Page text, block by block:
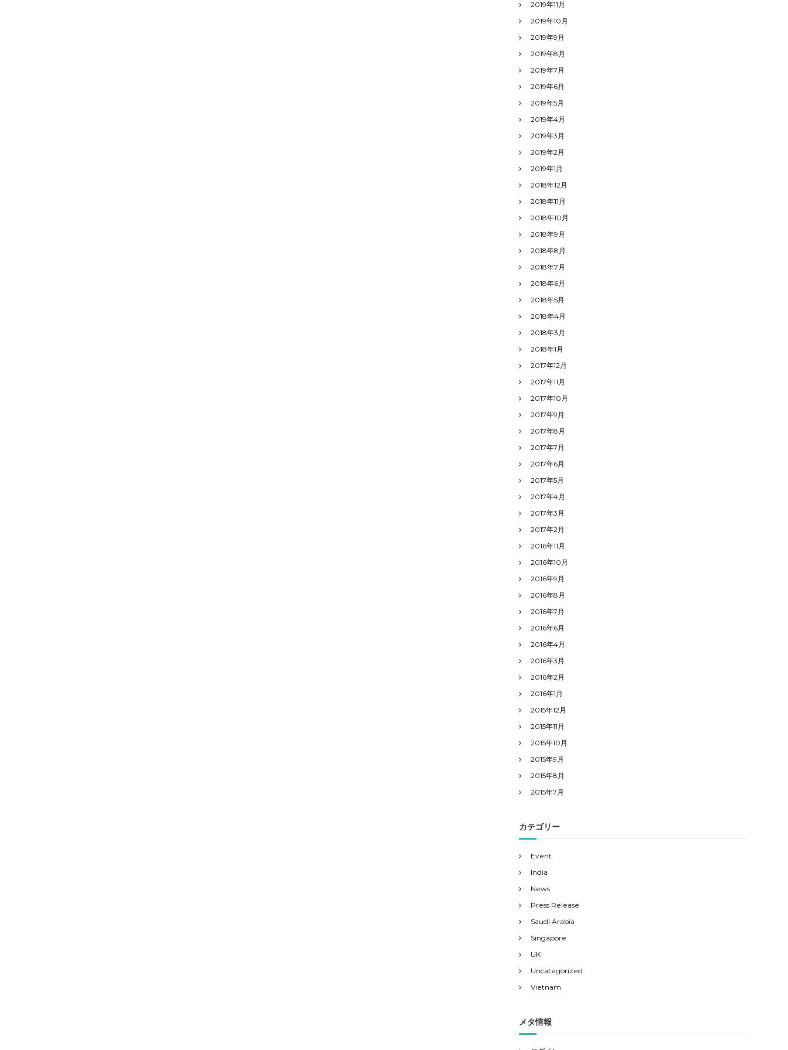
2019年11月
2019年10月
2019年9月
2019年8月
2019年7月
2019年6月
2019年5月
2019年4月
2019年3月
2019年2月
2019年1月
2018年12月
2018年11月
2018年10月
2018年9月
2018年8月
2018年7月
2018年6月
2018年5月
2018年4月
2018年3月
2018年1月
2017年12月
2017年11月
2017年10月
2017年9月
2017年8月
2017年7月
2017年6月
2017年5月
2017年4月
2017年3月
2017年2月
2016年11月
2016年10月
2016年9月
2016年8月
2016年7月
2016年6月
2016年4月
2016年3月
2016年2月
2016年1月
2015年12月
2015年11月
2015年10月
2015年9月
2015年8月
2015年7月
カテゴリー
Event
India
News
Press Release
Saudi Arabia
Singapore
UK
Uncategorized
Vietnam
メタ情報